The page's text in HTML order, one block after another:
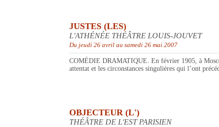
JUSTES (LES)
L'ATHÉNÉE THÉÂTRE LOUIS-JOUVET
Du jeudi 26 avril au samedi 26 mai 2007
COMÉDIE DRAMATIQUE. En février 1905, à
attentat et les circonstances singulières qui l’ont
OBJECTEUR (L')
THÉÂTRE DE L'EST PARISIEN